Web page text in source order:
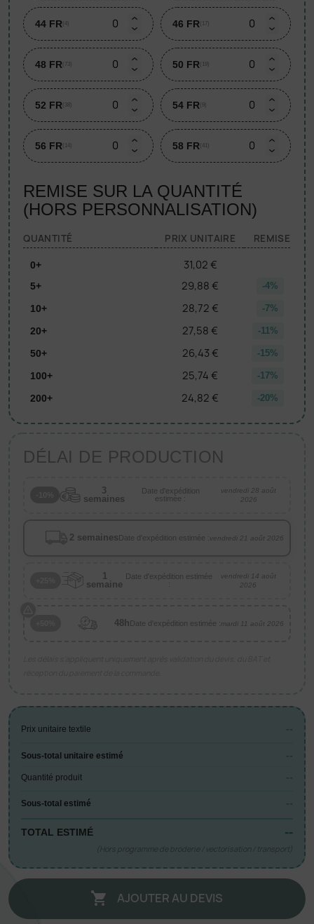
44 FR (4) 46 FR (17)
48 FR (73) 50 FR (19)
52 FR (38) 54 FR (9)
56 FR (14) 58 FR (41)
REMISE SUR LA QUANTITÉ
(HORS PERSONNALISATION)
QUANTITÉ PRIX UNITAIRE REMISE
0+ 31,02 €
5+ 29,88 € -4%
10+ 28,72 € -7%
20+ 27,58 € -11%
50+ 26,43 € -15%
100+ 25,74 € -17%
200+ 24,82 € -20%
DÉLAI DE PRODUCTION
3
semaines
Date d'expédition
estimée :
vendredi 28 août
2026
2 semainesDate d'expédition estimée :vendredi 21 août 2026
1
semaine
Date d'expédition estimée
:
vendredi 14 août
2026
48hDate d'expédition estimée :mardi 11 août 2026
Prix unitaire textile --
Sous-total unitaire estimé --
Quantité produit --
Sous-total estimé --
TOTAL ESTIMÉ --
(Hors programme de broderie / vectorisation / transport)
 AJOUTER AU DEVIS